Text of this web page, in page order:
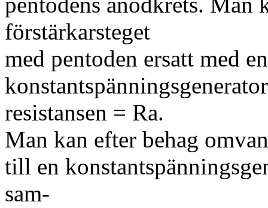
förstärkarsteget
med pentoden ersatt med
resistansen = Ra.
Man kan efter behag
till en
sam-